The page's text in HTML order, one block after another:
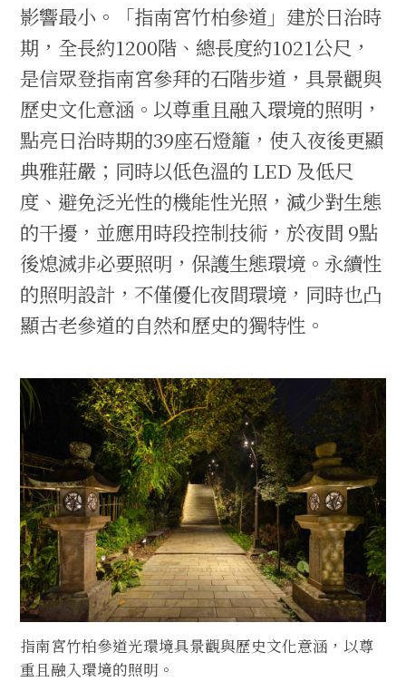
影響最小。「指南宮竹柏參道」建於日治時
期，全長約1200階、總長度約1021公尺，
是信眾登指南宮參拜的石階步道，具景觀與
歷史文化意涵。以尊重且融入環境的照明，
點亮日治時期的39座石燈籠，使入夜後更顯
典雅莊嚴；同時以低色溫的 LED 及低尺
度、避免泛光性的機能性光照，減少對生態
的干擾，並應用時段控制技術，於夜間 9點
後熄滅非必要照明，保護生態環境。永續性
的照明設計，不僅優化夜間環境，同時也凸
顯古老參道的自然和歷史的獨特性。
指南宮竹柏參道光環境具景觀與歷史文化意涵，以尊
重且融入環境的照明。